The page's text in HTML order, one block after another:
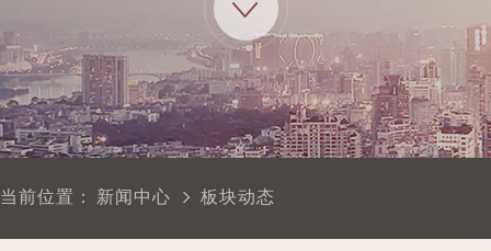
当前位置： 新闻中心 板块动态